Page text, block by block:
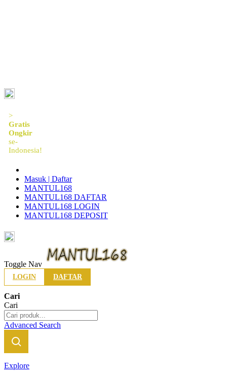
>
Gratis
Ongkir
se-
Indonesia!
Masuk | Daftar
MANTUL168
MANTUL168 DAFTAR
MANTUL168 LOGIN
MANTUL168 DEPOSIT
Toggle Nav
LOGIN DAFTAR
Cari
Cari
Advanced Search
Explore